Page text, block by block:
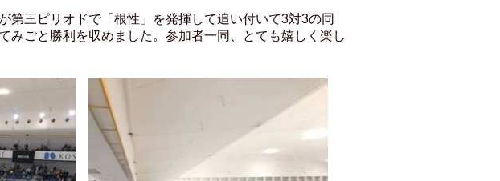
第三ピリオドで「根性」を発揮して追い付いて3対3の同
みごと勝利を収めました。参加者一同、とても嬉しく楽し